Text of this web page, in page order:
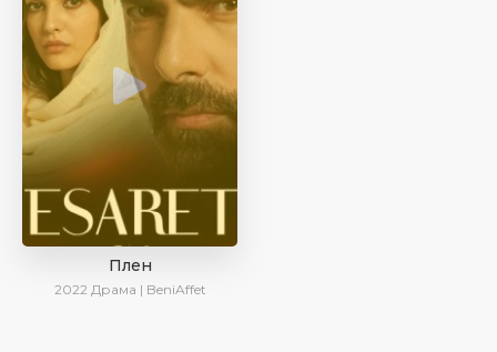
Плен
2022 Драма | BeniAffet